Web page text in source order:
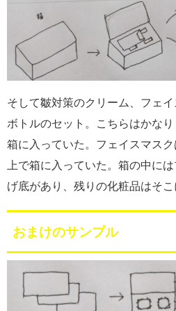
そして皺対策のクリーム、フェ
ボトルのセット。こちらはかな
箱に入っていた。フェイスマス
上で箱に入っていた。箱の中に
げ底があり、残りの化粧品はそこ
おまけのサンプル